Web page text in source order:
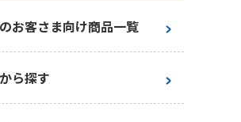
お客さま向け商品一覧
ら探す